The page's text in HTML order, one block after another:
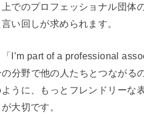
でのプロフェッショナル団体
い回しが求められます。
I’m part of a professional
分野で他の人たちとつながる
うに、もっとフレンドリーな
大切です。